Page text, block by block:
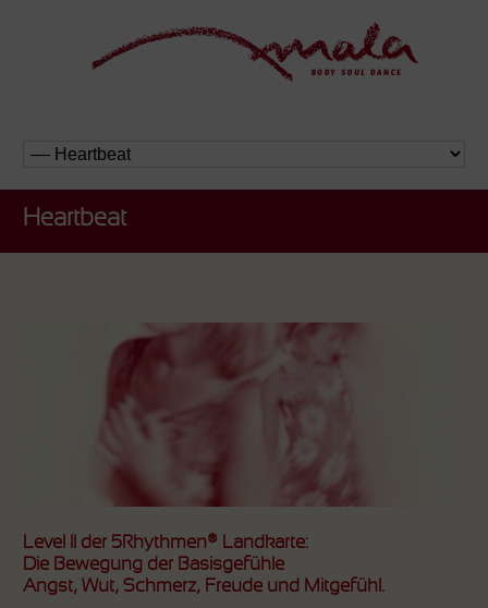
Heartbeat
Level II der 5Rhythmen® Landkarte:
Die Bewegung der Basisgefühle
Angst, Wut, Schmerz, Freude und Mitgefühl.